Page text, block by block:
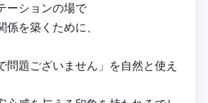
ーションの場で
を築くために、
問題ございません」を自然と使え